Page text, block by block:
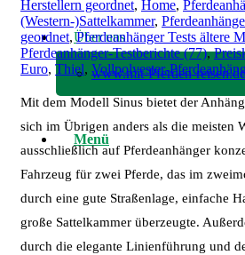
Über uns
www.mit-Pferden-
Menü
Herstellern geordnet, Home,
(Western-)Sattelkammer,
geordnet,Pferdeanhänger Tests ältere
Pferdeanhänger-Testberichte (77),
Euro, Thiel, Vollpolyester-
Mit dem Modell Sinus bietet der
sich im Übrigen anders als die meisten
ausschließlich auf Pferdeanhänger
Fahrzeug für zwei Pferde, das im
durch eine gute Straßenlage, einfache
große Sattelkammer überzeugte.
durch die elegante Linienführung und